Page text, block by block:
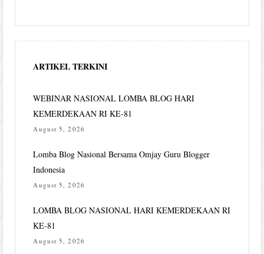
ARTIKEL TERKINI
WEBINAR NASIONAL LOMBA BLOG HARI
KEMERDEKAAN RI KE-81
August 5, 2026
Lomba Blog Nasional Bersama Omjay Guru Blogger
Indonesia
August 5, 2026
LOMBA BLOG NASIONAL HARI KEMERDEKAAN RI
KE-81
August 5, 2026